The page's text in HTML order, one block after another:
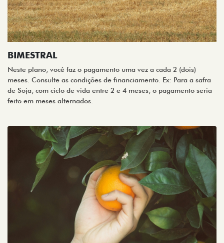
BIMESTRAL
Neste plano, você faz o pagamento uma vez a cada 2 (dois)
meses. Consulte as condições de financiamento. Ex: Para a safra
de Soja, com ciclo de vida entre 2 e 4 meses, o pagamento seria
feito em meses alternados.